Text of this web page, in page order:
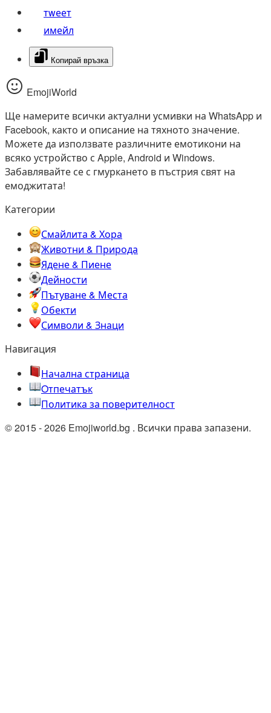
тwеет
имейл
Копирай връзка
EmojiWorld
Ще намерите всички актуални усмивки на WhatsApp и
Facebook, както и описание на тяхното значение.
Можете да използвате различните емотикони на
всяко устройство с Apple, Android и Windows.
Забавлявайте се с гмуркането в пъстрия свят на
емоджитата!
Категории
Смайлита & Хора
Животни & Природа
Ядене & Пиене
Дейности
Пътуване & Места
Обекти
Символи & Знаци
Навигация
Начална страница
Oтпечатък
Политика за поверителност
© 2015 - 2026 Emojiworld.bg . Всички права запазени.